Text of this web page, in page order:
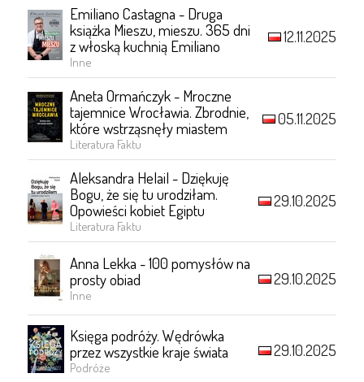
Emiliano Castagna - Druga
książka Mieszu, mieszu. 365 dni
z włoską kuchnią Emiliano
Inne
12.11.2025
Aneta Ormańczyk - Mroczne
tajemnice Wrocławia. Zbrodnie,
które wstrząsnęły miastem
Literatura Faktu
05.11.2025
Aleksandra Helail - Dziękuję
Bogu, że się tu urodziłam.
Opowieści kobiet Egiptu
Literatura Faktu
29.10.2025
Anna Lekka - 100 pomysłów na
prosty obiad
Inne
29.10.2025
Księga podróży. Wędrówka
przez wszystkie kraje świata
Podróże
29.10.2025